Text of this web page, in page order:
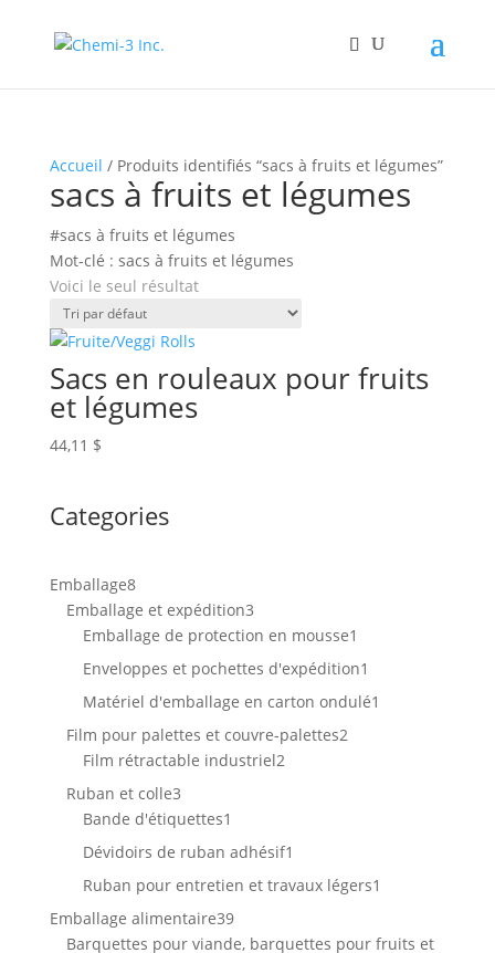
Accueil / Produits identifiés “sacs à fruits et légumes”
sacs à fruits et légumes
#sacs à fruits et légumes
Mot-clé : sacs à fruits et légumes
Voici le seul résultat
Sacs en rouleaux pour fruits
et légumes
44,11 $
Categories
Emballage88
produits
Emballage et expédition33
produits
Emballage de protection en mousse1
produit
Enveloppes et pochettes d'expédition1
produit
Matériel d'emballage en carton ondulé1
Film pour palettes et couvre-palettes22
Film rétractable industriel22
Ruban et colle33
produits
Bande d'étiquettes1
produit
Dévidoirs de ruban adhésif1
produit
Ruban pour entretien et travaux légers1
Emballage alimentaire3939
produits
Barquettes pour viande, barquettes pour fruits et